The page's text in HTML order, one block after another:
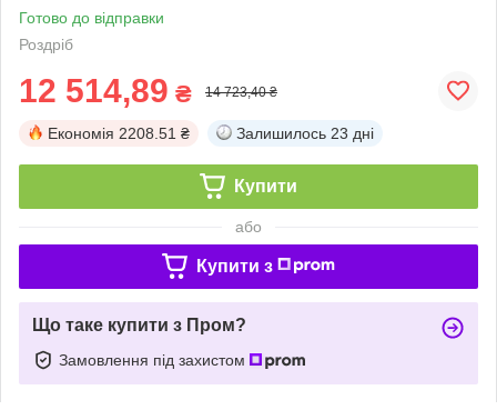
Готово до відправки
Роздріб
12 514,89 ₴ 14 723,40 ₴
Економія 2208.51 ₴ Залишилось 23 дні
Купити
або
Купити з
Що таке купити з Пром?
Замовлення під захистом